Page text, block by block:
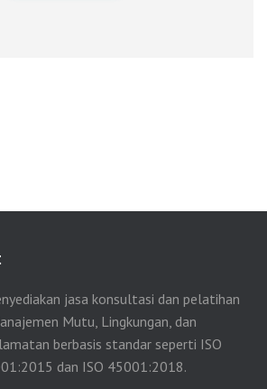
jasa konsultasi dan pelatihan
Mutu, Lingkungan, dan
berbasis standar seperti ISO
dan ISO 45001:2018.